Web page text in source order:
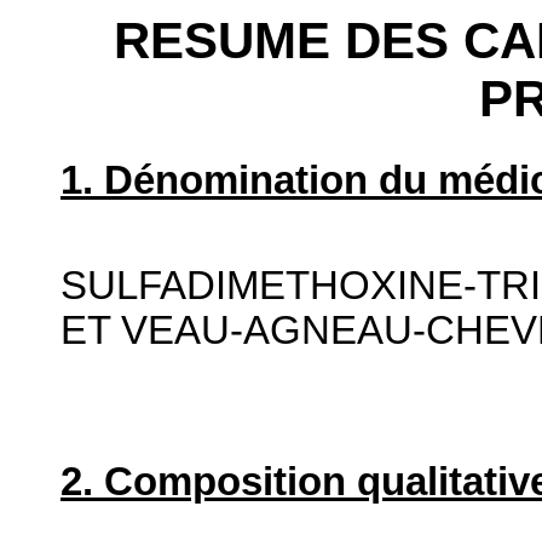
RESUME DES
1. Dénomination du
SULFADIMETHOXINE-
ET VEAU-AGNEAU-
2. Composition